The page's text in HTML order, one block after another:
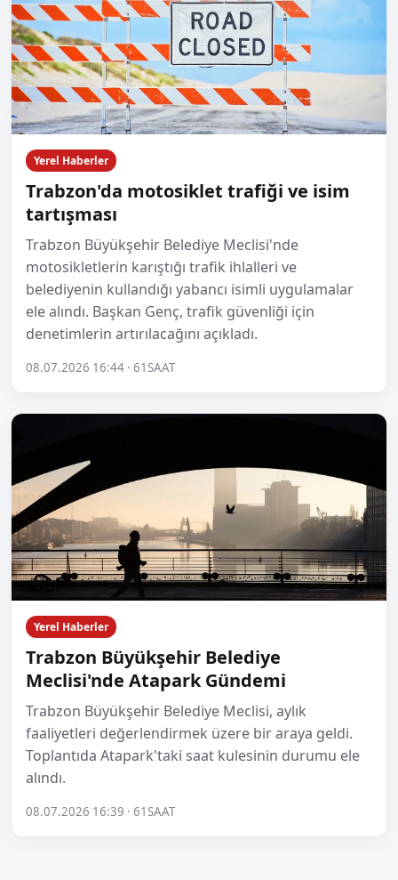
Yerel Haberler
Trabzon'da motosiklet trafiği ve isim
tartışması
Trabzon Büyükşehir Belediye Meclisi'nde
motosikletlerin karıştığı trafik ihlalleri ve
belediyenin kullandığı yabancı isimli uygulamalar
ele alındı. Başkan Genç, trafik güvenliği için
denetimlerin artırılacağını açıkladı.
08.07.2026 16:44 · 61SAAT
Yerel Haberler
Trabzon Büyükşehir Belediye
Meclisi'nde Atapark Gündemi
Trabzon Büyükşehir Belediye Meclisi, aylık
faaliyetleri değerlendirmek üzere bir araya geldi.
Toplantıda Atapark'taki saat kulesinin durumu ele
alındı.
08.07.2026 16:39 · 61SAAT